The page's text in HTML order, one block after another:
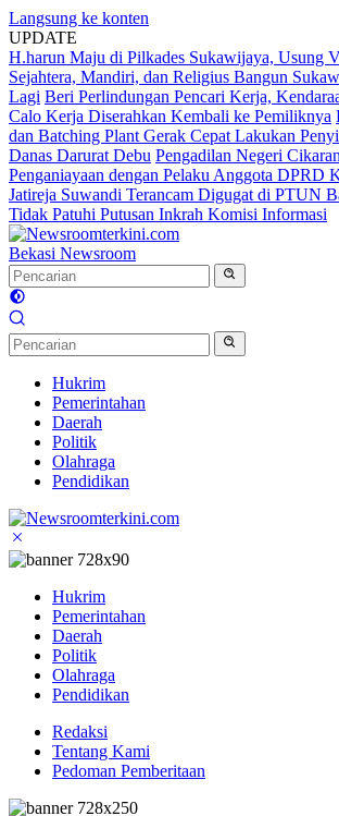
Langsung ke konten
UPDATE
H.harun Maju di Pilkades Sukawijaya, Usung
Sejahtera, Mandiri, dan Religius Bangun
Lagi Beri Perlindungan Pencari Kerja,
Calo Kerja Diserahkan Kembali ke Pemiliknya
dan Batching Plant Gerak Cepat Lakukan
Danas Darurat Debu Pengadilan Negeri
Penganiayaan dengan Pelaku Anggota DPRD
Jatireja Suwandi Terancam Digugat di PTUN
Tidak Patuhi Putusan Inkrah Komisi Informasi
Bekasi Newsroom
Hukrim
Pemerintahan
Daerah
Politik
Olahraga
Pendidikan
Hukrim
Pemerintahan
Daerah
Politik
Olahraga
Pendidikan
Redaksi
Tentang Kami
Pedoman Pemberitaan